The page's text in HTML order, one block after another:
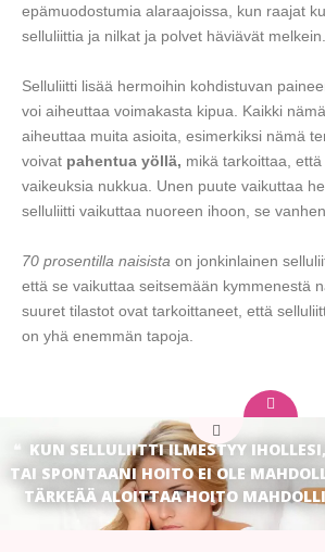
epämuodostumia alaraajoissa, kun raajat
selluliittia ja nilkat ja polvet häviävät melkein.
Selluliitti lisää hermoihin kohdistuvan
voi aiheuttaa voimakasta kipua. Kaikki
aiheuttaa muita asioita, esimerkiksi nämä
voivat pahentua yöllä, mikä tarkoittaa,
vaikeuksia nukkua. Unen puute vaikuttaa
selluliitti vaikuttaa nuoreen ihoon, se
70 prosentilla naisista on jonkinlainen
että se vaikuttaa seitsemään kymmenestä
suuret tilastot ovat tarkoittaneet, että
on yhä enemmän tapoja.
KUN SELLULIITTI ILMESTYY
TAI SPONTAANI HOITO EI OLE
TÄRKEÄÄ ALOITTAA HOITO